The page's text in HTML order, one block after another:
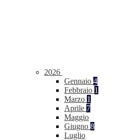
2026
Gennaio 4
Febbraio 1
Marzo 1
Aprile 7
Maggio
Giugno 8
Luglio